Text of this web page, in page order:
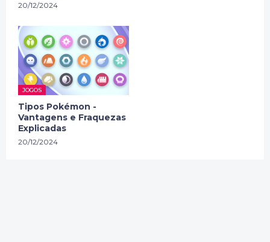
20/12/2024
JOGOS
Tipos Pokémon -
Vantagens e Fraquezas
Explicadas
20/12/2024